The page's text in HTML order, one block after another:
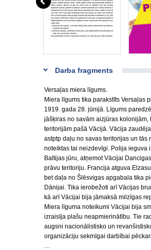
Darba fragments
Versaļas miera līgums.
Miera līgums tika parakstīts Versaļas
1919. gada 28. jūnijā. Līgums
jāšķiras no savām aizjūras kolonijām,
teritorijām pašā Vācijā. Vācija
astptp daļu no savas teritorijas un tās
noteiktas tai neizdevīgi. Polija ieguva
Baltijas jūru, atņemot Vācijai
prāvu teritoriju. Francija atguva
bet daļa no Šlēsvigas apgabala tika
Dānijai. Tika ierobežoti arī Vācijas
kā arī Vācijai bija jāmaksā milzīgas
Miera līguma noteikumi Vācijai bija
izraisīja plašu neapmierinātību. Tie
augsni nacionālistisko un
organizāciju sekmīgai darbībai
…